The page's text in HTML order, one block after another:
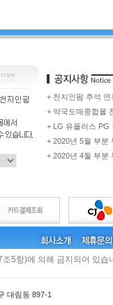
+ 천지인팜 추석
+ 약국도매종합몰
+ LG 유플러스 PG
+ 2020년 5월 부분
+ 2020년 4월 부분
5항)에 의해 금지되어 있
대림동 897-1